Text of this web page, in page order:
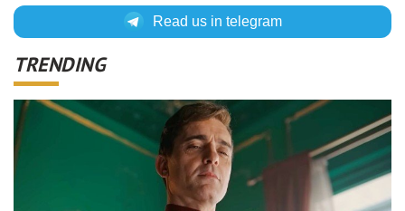
Read us in telegram
TRENDING